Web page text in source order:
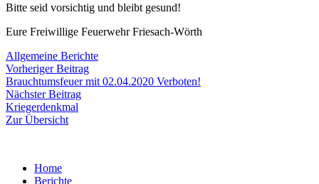
Bitte seid vorsichtig und bleibt gesund!
Eure Freiwillige Feuerwehr Friesach-Wörth
Allgemeine Berichte
Beitragsnavigation
Vorheriger BeitragVorheriger
Beitrag:
Brauchtumsfeuer mit 02.04.2020 Verboten!
Nächster BeitragNächster
Kriegerdenkmal
Zur Übersicht
Home
Berichte